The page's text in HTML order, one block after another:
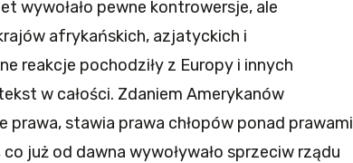
wywołało pewne kontrowersje, ale
afrykańskich, azjatyckich i
reakcje pochodziły z Europy i innych
w całości. Zdaniem Amerykanów
stawia prawa chłopów ponad prawami
już od dawna wywoływało sprzeciw rządu